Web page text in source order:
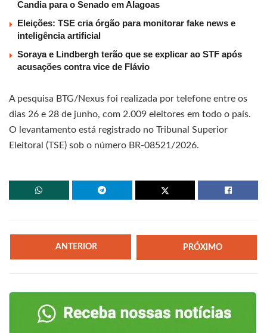
Candia para o Senado em Alagoas
Eleições: TSE cria órgão para monitorar fake news e
inteligência artificial
Soraya e Lindbergh terão que se explicar ao STF após
acusações contra vice de Flávio
A pesquisa BTG/Nexus foi realizada por telefone entre os
dias 26 e 28 de junho, com 2.009 eleitores em todo o país.
O levantamento está registrado no Tribunal Superior
Eleitoral (TSE) sob o número BR-08521/2026.
ANTERIOR PRÓXIMO